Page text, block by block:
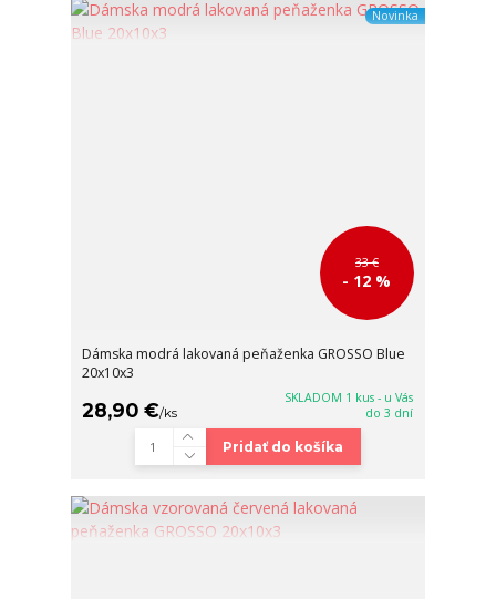
Novinka
33 €
- 12 %
Dámska modrá lakovaná peňaženka GROSSO Blue
20x10x3
28,90 €/ks
SKLADOM 1 kus - u Vás
do 3 dní
Pridať do košíka